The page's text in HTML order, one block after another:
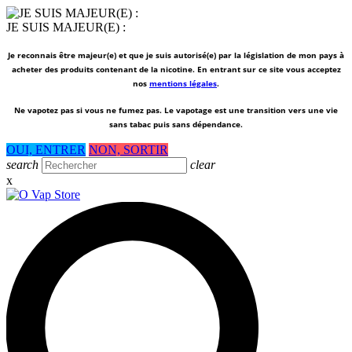
JE SUIS MAJEUR(E) :
Je reconnais être majeur(e) et que je suis autorisé(e) par la législation de mon pays à
acheter des produits contenant de la nicotine. En entrant sur ce site vous acceptez
nos mentions légales.
Ne vapotez pas si vous ne fumez pas. Le vapotage est une transition vers une vie
sans tabac puis sans dépendance.
OUI, ENTRER NON, SORTIR
search
clear
x